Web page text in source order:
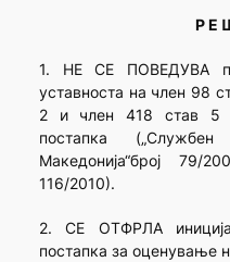
Р Е
1. НЕ СЕ ПОВЕДУВА
уставноста на член 98
2 и член 418 став 5
постапка
Македонија“број
116/2010).
2. СЕ ОТФРЛА
постапка за оценување